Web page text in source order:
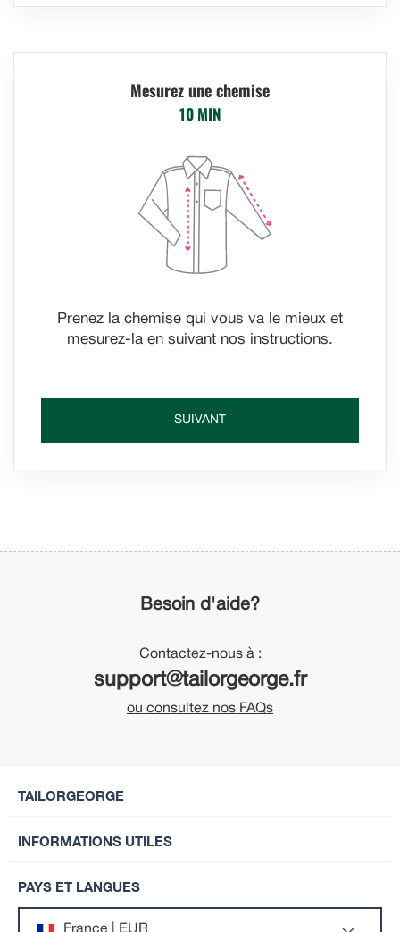
Mesurez une chemise
10 MIN
Prenez la chemise qui vous va le mieux et
mesurez-la en suivant nos instructions.
SUIVANT
Besoin d'aide?
Contactez-nous à :
support@tailorgeorge.fr
ou consultez nos FAQs
TAILORGEORGE
INFORMATIONS UTILES
PAYS ET LANGUES
France | EUR